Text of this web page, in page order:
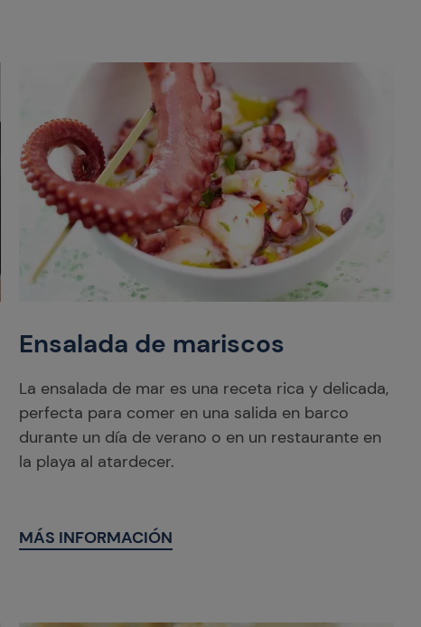
Ensalada de mariscos
La ensalada de mar es una receta rica y delicada,
perfecta para comer en una salida en barco
durante un día de verano o en un restaurante en
la playa al atardecer.
MÁS INFORMACIÓN